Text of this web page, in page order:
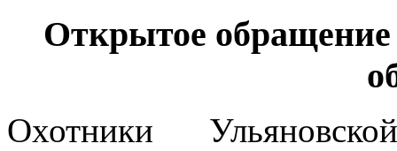
Открытое
Охотники